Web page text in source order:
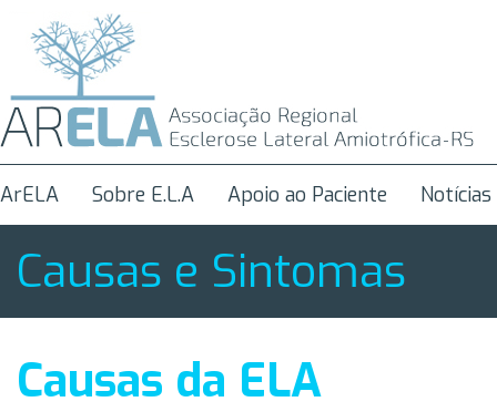
ArELA Sobre E.L.A Apoio ao Paciente Notícias
Causas e Sintomas
Causas da ELA